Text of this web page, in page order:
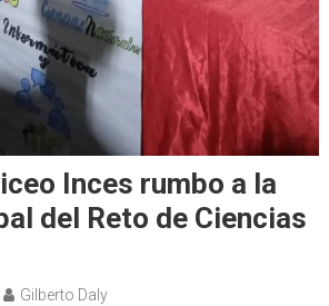
Inces rumbo a la
del Reto de Ciencias
Gilberto Daly